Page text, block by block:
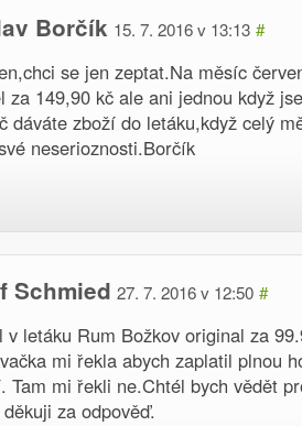
Borčík 15. 7. 2016 v 13:13 #
se jen zeptat.Na měsíc
za 149,90 kč ale ani jednou když
dáváte zboží do letáku,když celý
neserioznosti.Borčík
Schmied 27. 7. 2016 v 12:50 #
v letáku Rum Božkov original za
mi řekla abych zaplatil plnou
Tam mi řekli ne.Chtél bych vědět
za odpověď.